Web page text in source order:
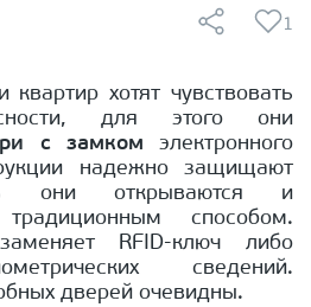
1
хотят чувствовать
для этого они
с замком электронного
надежно защищают
они открываются и
способом.
RFID-ключ либо
сведений.
дверей очевидны.